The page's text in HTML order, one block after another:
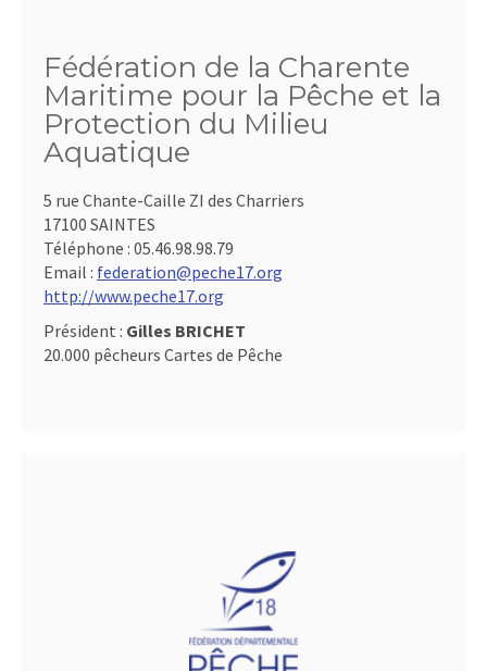
Fédération de la Charente
Maritime pour la Pêche et la
Protection du Milieu
Aquatique
5 rue Chante-Caille ZI des Charriers
17100 SAINTES
Téléphone : 05.46.98.98.79
Email : federation@peche17.org
http://www.peche17.org
Président : Gilles BRICHET
20.000 pêcheurs Cartes de Pêche